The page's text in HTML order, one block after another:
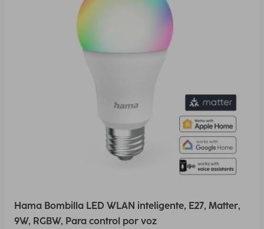
Hama Bombilla LED WLAN inteligente, E27, Matter,
9W, RGBW, Para control por voz